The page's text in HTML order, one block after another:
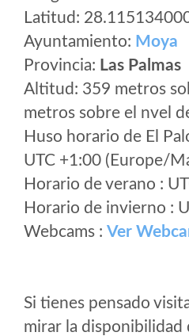
Latitud:
Ayuntamiento: Moya
Provincia: Las Palmas
Altitud: 359 metros
metros sobre el nvel
Huso horario de El
UTC +1:00 (Europe/
Horario de verano :
Horario de invierno :
Webcams : Ver
Si tienes pensado
mirar la disponibilidad